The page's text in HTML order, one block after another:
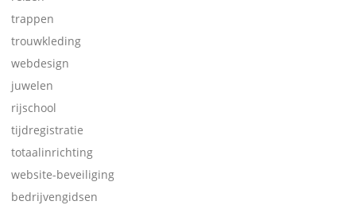
trappen
trouwkleding
webdesign
juwelen
rijschool
tijdregistratie
totaalinrichting
website-beveiliging
bedrijvengidsen